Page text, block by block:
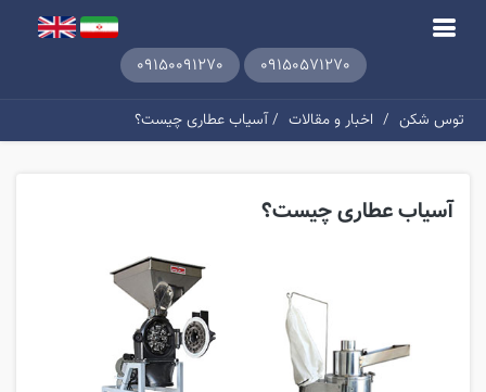
09150571270
09150091270
توس شکن / اخبار و مقالات / آسیاب عطاری چیست؟
آسیاب عطاری چیست؟